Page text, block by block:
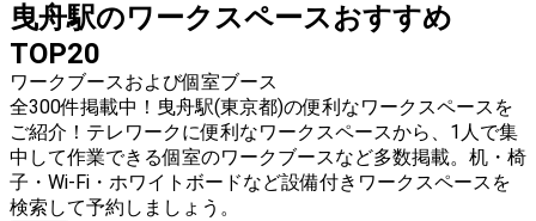
曳舟駅のワークスペースおすすめ
TOP20
ワークブースおよび個室ブース
全300件掲載中！曳舟駅(東京都)の便利なワークスペースを
ご紹介！テレワークに便利なワークスペースから、1人で集
中して作業できる個室のワークブースなど多数掲載。机・椅
子・Wi-Fi・ホワイトボードなど設備付きワークスペースを
検索して予約しましょう。